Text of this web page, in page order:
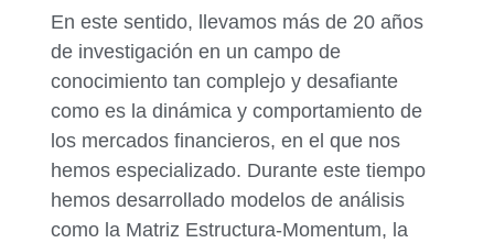
En este sentido, llevamos más de 20 años
de investigación en un campo de
conocimiento tan complejo y desafiante
como es la dinámica y comportamiento de
los mercados financieros, en el que nos
hemos especializado. Durante este tiempo
hemos desarrollado modelos de análisis
como la Matriz Estructura-Momentum, la